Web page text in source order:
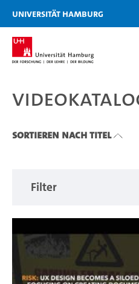
Zu den Filtern
Zur Metanavigation
Zur Hauptnavigation
Zur Suche
Zum Inhalt
Zum Seitenfuss
Universität Hamburg
Sortieren nach Titel
Filter